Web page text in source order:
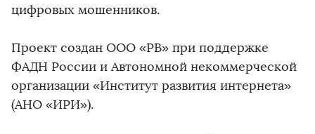
цифровых мошенников.
Проект создан ООО «РВ» при поддержке
ФАДН России и Автономной некоммерческой
организации «Институт развития интернета»
(АНО «ИРИ»).